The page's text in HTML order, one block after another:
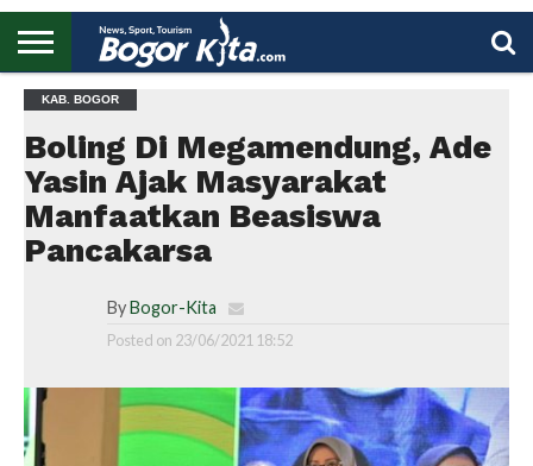
BOGOR
REGIONAL
NASIONAL
PENDIDIKAN
WISATA
OLAHRAGA
LAPORAN
PROFIL
KAB. BOGOR
Boling Di Megamendung, Ade
Yasin Ajak Masyarakat
Manfaatkan Beasiswa
Pancakarsa
By Bogor-Kita
Posted on 23/06/2021 18:52